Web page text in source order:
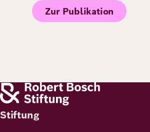
Zur Publikation
Stiftung